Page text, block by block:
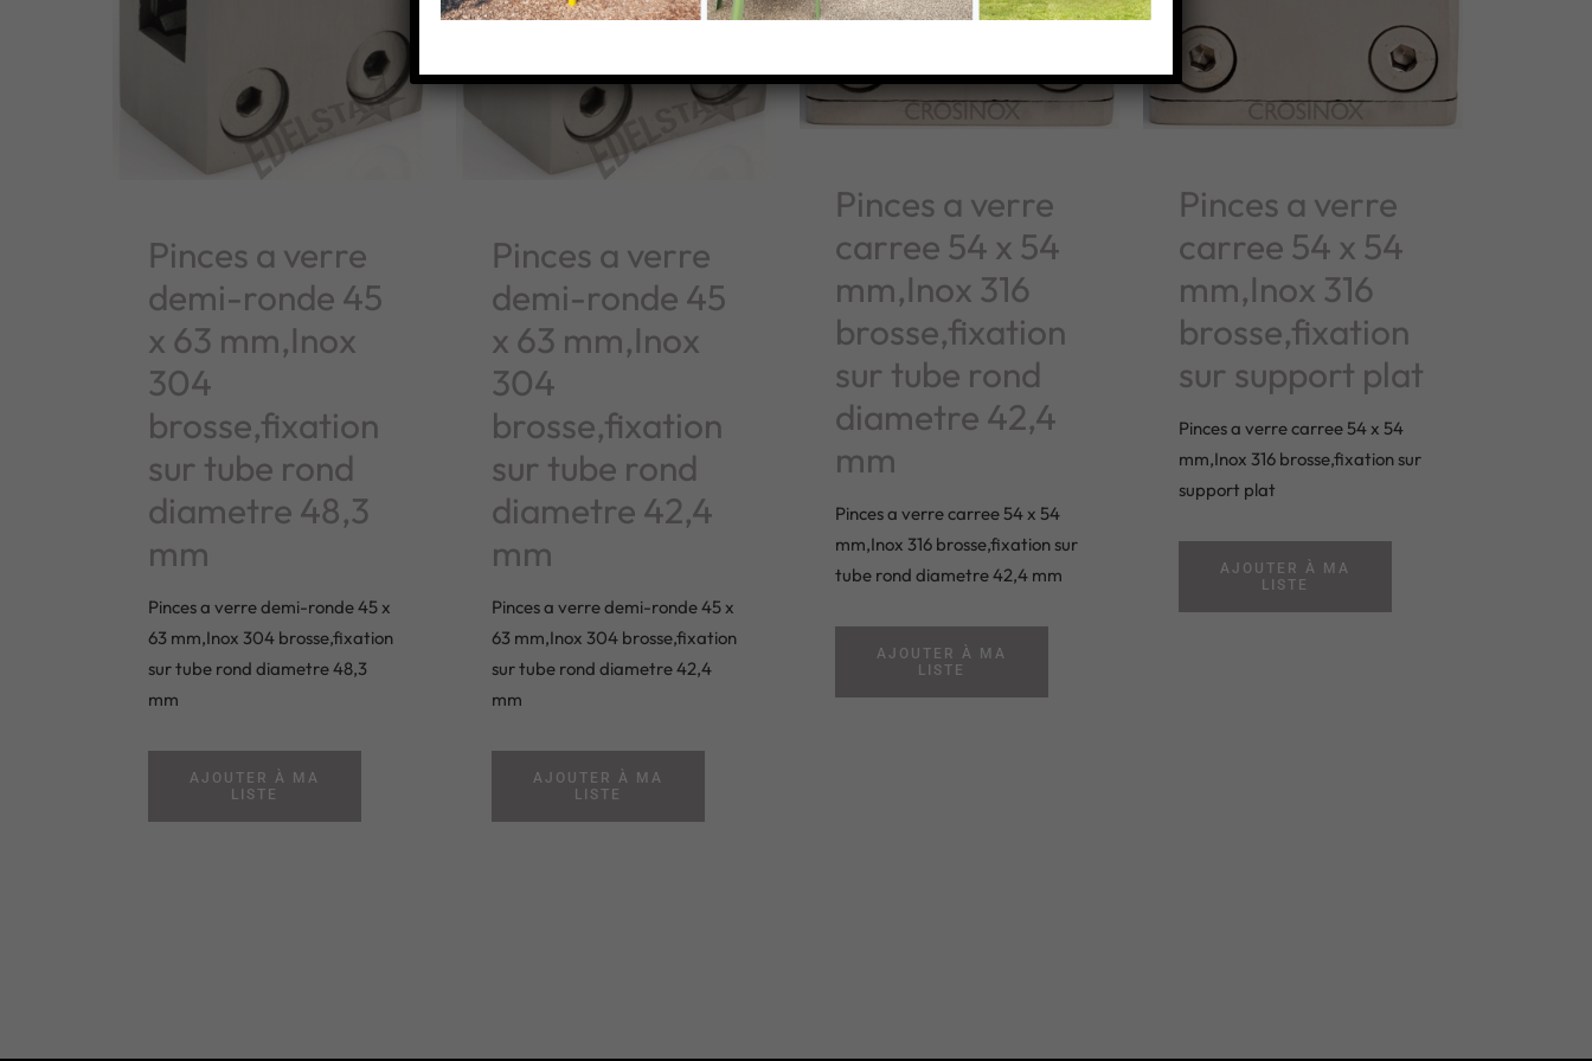
Pinces a verre
demi-ronde 45
x 63 mm,Inox
304
brosse,fixation
sur tube rond
diametre 48,3
mm
Pinces a verre demi-ronde 45 x
63 mm,Inox 304 brosse,fixation
sur tube rond diametre 48,3
mm
AJOUTER À MA
LISTE
Pinces a verre
demi-ronde 45
x 63 mm,Inox
304
brosse,fixation
sur tube rond
diametre 42,4
mm
Pinces a verre demi-ronde 45 x
63 mm,Inox 304 brosse,fixation
sur tube rond diametre 42,4
mm
AJOUTER À MA
LISTE
Pinces a verre
carree 54 x 54
mm,Inox 316
brosse,fixation
sur tube rond
diametre 42,4
mm
Pinces a verre carree 54 x 54
mm,Inox 316 brosse,fixation sur
tube rond diametre 42,4 mm
AJOUTER À MA
LISTE
Pinces a verre
carree 54 x 54
mm,Inox 316
brosse,fixation
sur support plat
Pinces a verre carree 54 x 54
mm,Inox 316 brosse,fixation sur
support plat
AJOUTER À MA
LISTE